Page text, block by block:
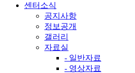
센터소식
공지사항
정보공개
갤러리
자료실
- 일반자료
- 영상자료